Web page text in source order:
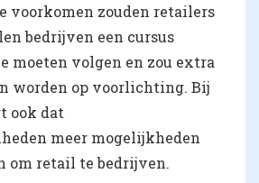
voorkomen zouden retailers
bedrijven een cursus
moeten volgen en zou extra
worden op voorlichting. Bij
ook dat
meer mogelijkheden
om retail te bedrijven.